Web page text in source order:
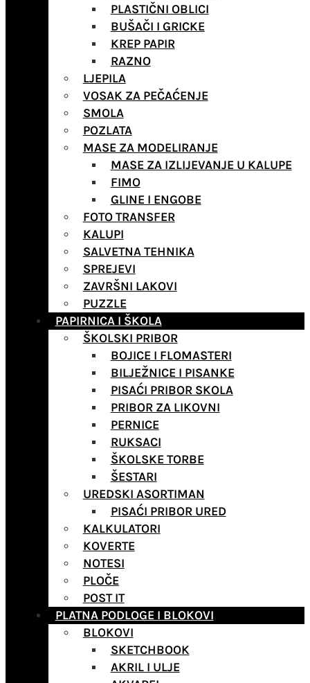
PLASTIČNI OBLICI
BUŠAČI I GRICKE
KREP PAPIR
RAZNO
LJEPILA
VOSAK ZA PEČAĆENJE
SMOLA
POZLATA
MASE ZA MODELIRANJE
MASE ZA IZLIJEVANJE U KALUPE
FIMO
GLINE I ENGOBE
FOTO TRANSFER
KALUPI
SALVETNA TEHNIKA
SPREJEVI
ZAVRŠNI LAKOVI
PUZZLE
PAPIRNICA I ŠKOLA
ŠKOLSKI PRIBOR
BOJICE I FLOMASTERI
BILJEŽNICE I PISANKE
PISAĆI PRIBOR SKOLA
PRIBOR ZA LIKOVNI
PERNICE
RUKSACI
ŠKOLSKE TORBE
ŠESTARI
UREDSKI ASORTIMAN
PISAĆI PRIBOR URED
KALKULATORI
KOVERTE
NOTESI
PLOČE
POST IT
PLATNA PODLOGE I BLOKOVI
BLOKOVI
SKETCHBOOK
AKRIL I ULJE